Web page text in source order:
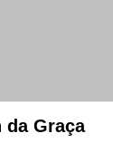
da Graça